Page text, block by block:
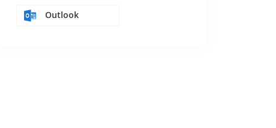
Outlook